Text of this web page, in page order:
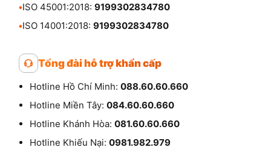
•ISO 45001:2018: 9199302834780
•ISO 14001:2018: 9199302834780
Tổng đài hỗ trợ khẩn cấp
Hotline Hồ Chí Minh: 088.60.60.660
Hotline Miền Tây: 084.60.60.660
Hotline Khánh Hòa: 081.60.60.660
Hotline Khiếu Nại: 0981.982.979